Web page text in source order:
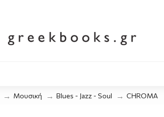
Μουσική Blues - Jazz - Soul CHROMA